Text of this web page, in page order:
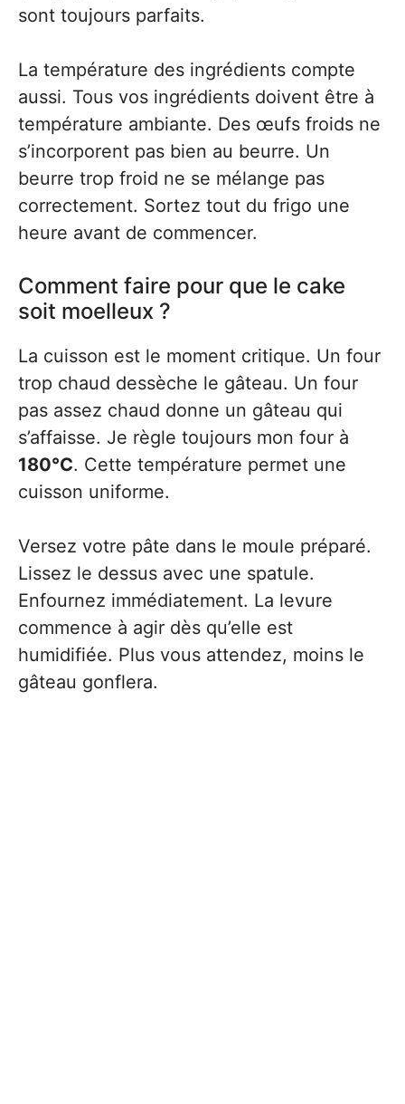
sont toujours parfaits.
La température des ingrédients compte
aussi. Tous vos ingrédients doivent être à
température ambiante. Des œufs froids ne
s’incorporent pas bien au beurre. Un
beurre trop froid ne se mélange pas
correctement. Sortez tout du frigo une
heure avant de commencer.
Comment faire pour que le cake
soit moelleux ?
La cuisson est le moment critique. Un four
trop chaud dessèche le gâteau. Un four
pas assez chaud donne un gâteau qui
s’affaisse. Je règle toujours mon four à
180°C. Cette température permet une
cuisson uniforme.
Versez votre pâte dans le moule préparé.
Lissez le dessus avec une spatule.
Enfournez immédiatement. La levure
commence à agir dès qu’elle est
humidifiée. Plus vous attendez, moins le
gâteau gonflera.